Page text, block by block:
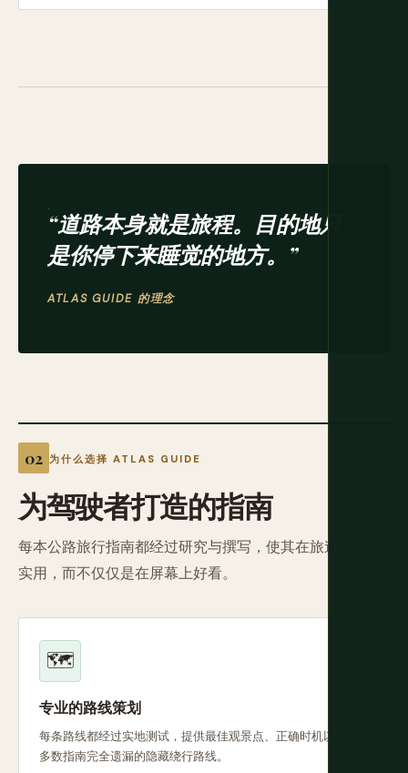
“道路本身就是旅程。目的地只
是你停下来睡觉的地方。”
ATLAS GUIDE 的理念
为什么选择 ATLAS GUIDE
为驾驶者打造的指南
每本公路旅行指南都经过研究与撰写，使其在旅途中真正
实用，而不仅仅是在屏幕上好看。
🗺️
专业的路线策划
每条路线都经过实地测试，提供最佳观景点、正确时机以及大
多数指南完全遗漏的隐藏绕行路线。